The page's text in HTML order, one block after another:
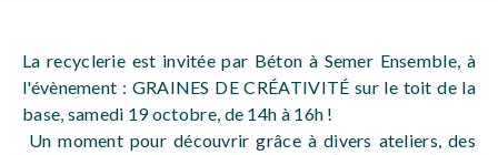
La recyclerie est invitée par Béton à Semer Ensemble, à
l'évènement : GRAINES DE CRÉATIVITÉ sur le toit de la
base, samedi 19 octobre, de 14h à 16h !
Un moment pour découvrir grâce à divers ateliers, des